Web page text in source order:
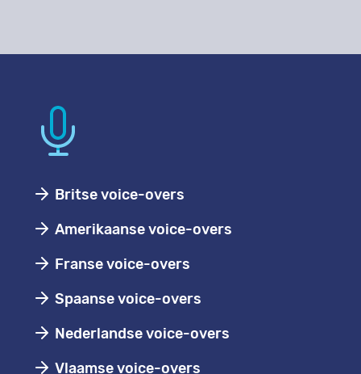
Britse voice-overs
Amerikaanse voice-overs
Franse voice-overs
Spaanse voice-overs
Nederlandse voice-overs
Vlaamse voice-overs